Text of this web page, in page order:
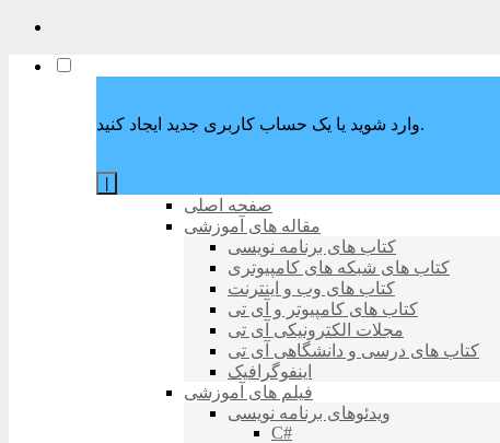
وارد شوید یا یک حساب کاربری جدید ایجاد کنید.
صفحه اصلی
مقاله های آموزشی
کتاب های برنامه نویسی
کتاب های شبکه های کامپیوتری
کتاب های وب و اینترنت
کتاب های کامپیوتر و آی تی
مجلات الکترونیکی آی تی
کتاب های درسی و دانشگاهی آی تی
اینفوگرافیک
فیلم های آموزشی
ویدئوهای برنامه نویسی
C#